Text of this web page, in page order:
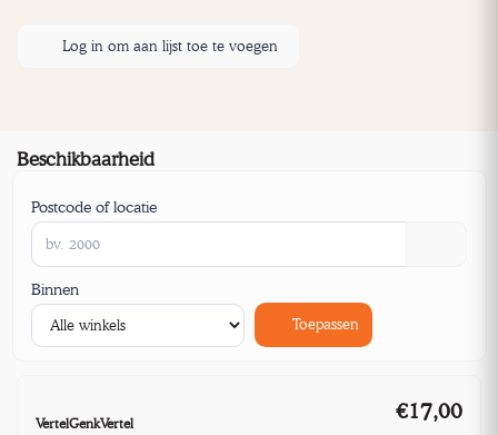
Log in om aan lijst toe te voegen
Beschikbaarheid
Postcode of locatie
Binnen
Toepassen
VertelGenkVertel
€17,00